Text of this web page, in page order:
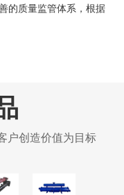
的质量监管体系，根据
户创造价值为目标